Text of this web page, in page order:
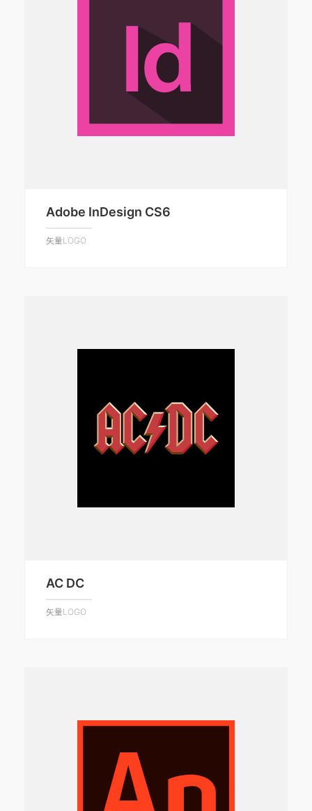
Adobe InDesign CS6
矢量LOGO
AC DC
矢量LOGO